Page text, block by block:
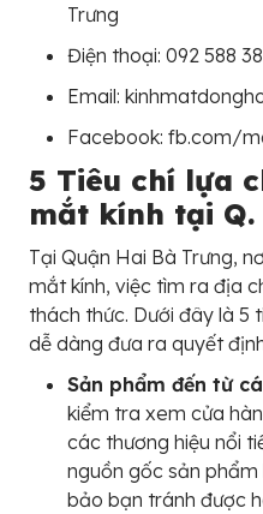
Trưng
Điện thoại: 092 588
Email:
Facebook: fb.com/
5 Tiêu chí lựa
mắt kính tại
Tại Quận Hai Bà Trưng,
mắt kính, việc tìm ra địa
thách thức. Dưới đây là 5
dễ dàng đưa ra quyết
Sản phẩm đến từ
kiểm tra xem cửa
các thương hiệu nổi
nguồn gốc sản
bảo bạn tránh được